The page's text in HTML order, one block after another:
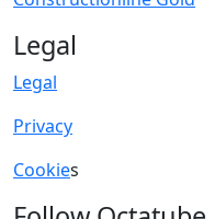
Legal
Legal
Privacy
Cookies